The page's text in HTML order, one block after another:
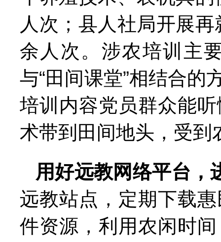
人次；县人社局开展
余人次。涉农培训主
与“田间课堂”相结合的
培训内容党员群众能
术带到田间地头，受到
用好远教网络平台，
远教站点，定期下载
件资源，利用农闲时